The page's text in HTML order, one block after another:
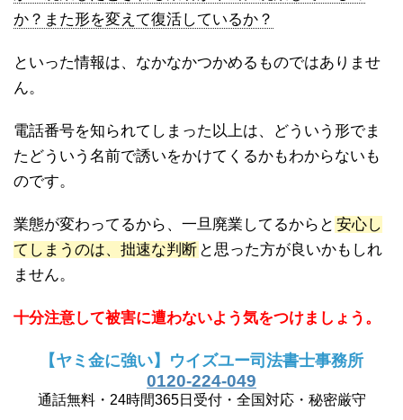
か？また形を変えて復活しているか？
といった情報は、なかなかつかめるものではありませ
ん。
電話番号を知られてしまった以上は、どういう形でま
たどういう名前で誘いをかけてくるかもわからないも
のです。
業態が変わってるから、一旦廃業してるからと 安心し
てしまうのは、拙速な判断 と思った方が良いかもしれ
ません。
十分注意して被害に遭わないよう気をつけましょう。
【ヤミ金に強い】ウイズユー司法書士事務所
0120-224-049
通話無料・24時間365日受付・全国対応・秘密厳守